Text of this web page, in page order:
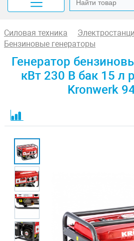
Силовая техника
Бензиновые генераторы
Генератор
кВт 230 В бак 15 л
Kronwerk